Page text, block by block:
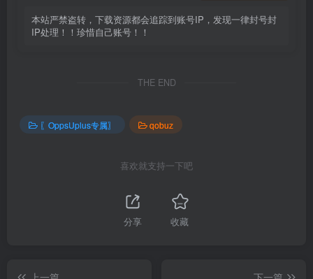
本站严禁盗转，下载资源都会追踪到账号IP，发现一律封号封
IP处理！！珍惜自己账号！！
THE END
〖OppsUplus专属〗 qobuz
喜欢就支持一下吧
分享 收藏